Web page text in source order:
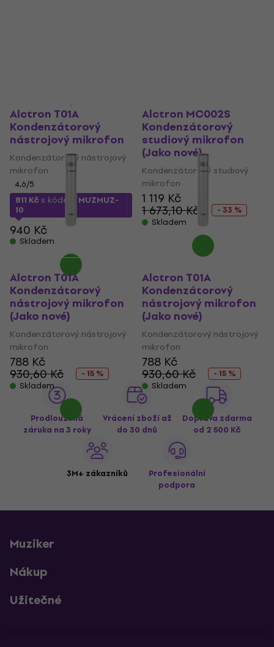
Alctron T01A
Kondenzátorový
nástrojový mikrofon
Kondenzátorový nástrojový
mikrofon
4,6/5
811 Kč s kódem MUZMUZ-
10
940 Kč
Skladem
Alctron MC002S
Kondenzátorový
studiový mikrofon
(Jako nové)
Kondenzátorový studiový
mikrofon
1 119 Kč
1 673,10 Kč
- 33 %
Skladem
Alctron T01A
Kondenzátorový
nástrojový mikrofon
(Jako nové)
Kondenzátorový nástrojový
mikrofon
788 Kč
930,60 Kč
- 15 %
Skladem
Alctron T01A
Kondenzátorový
nástrojový mikrofon
(Jako nové)
Kondenzátorový nástrojový
mikrofon
788 Kč
930,60 Kč
- 15 %
Skladem
Prodloužená
záruka na 3 roky
Vrácení zboží až
do 30 dnů
Doprava zdarma
od 2 500 Kč
3M+ zákazníků
Profesionální
podpora
Muziker
Nákup
Užitečné